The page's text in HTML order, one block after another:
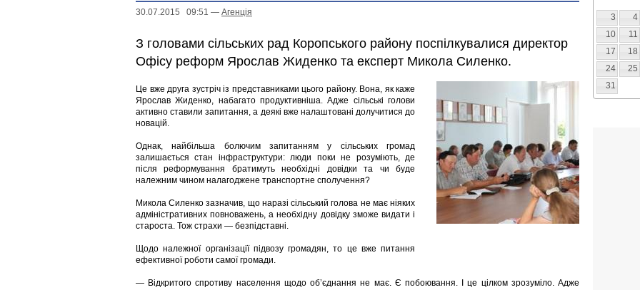
30.07.2015 09:51 — Агенцiя
З головами сільських рад Коропського району поспілкувалися директор
Офісу реформ Ярослав Жиденко та експерт Микола Силенко.
Це вже друга зустріч із представниками цього району. Вона, як каже
Ярослав Жиденко, набагато продуктивніша. Адже сільські голови
активно ставили запитання, а деякі вже налаштовані долучитися до
новацій.
Однак, найбільша болючим запитанням у сільських громад
залишається стан інфраструктури: люди поки не розуміють, де
після реформування братимуть необхідні довідки та чи буде
належним чином налагоджене транспортне сполучення?
Микола Силенко зазначив, що наразі сільський голова не має ніяких
адміністративних повноважень, а необхідну довідку зможе видати і
староста. Тож страхи — безпідставні.
Щодо належної організації підвозу громадян, то це вже питання
ефективної роботи самої громади.
— Відкритого спротиву населення щодо об’єднання не має. Є побоювання. І це цілком зрозуміло. Адже
3
4
10
11
17
18
24
25
31